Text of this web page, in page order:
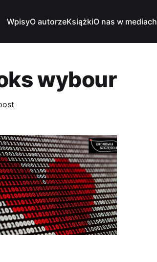
WpisyO autorzeKsiążkiO nas w mediach
wybour